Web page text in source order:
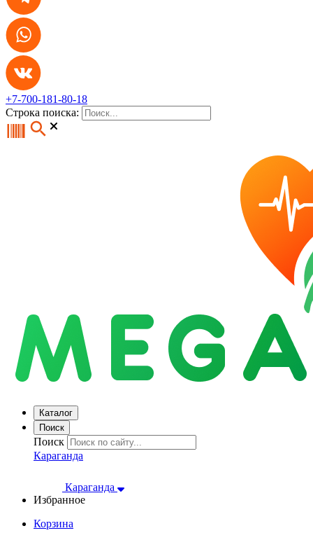
+7-700-181-80-18
Строка поиска:
Каталог
Поиск
Поиск
Караганда
Караганда
Избранное
Корзина